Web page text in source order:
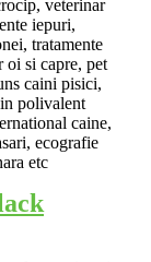
veterinar
iepuri,
tratamente
oi si capre, pet
caini pisici,
polivalent
caine,
ecografie
etc